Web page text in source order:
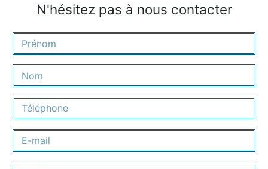
N'hésitez pas à nous contacter